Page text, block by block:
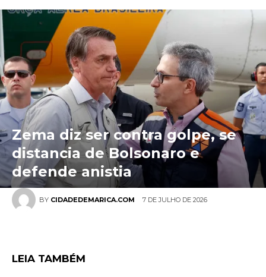
BY CIDADEDEMARICA.COM 7 DE JULHO DE 2026
Zema diz ser contra golpe, se
distancia de Bolsonaro e
defende anistia
LEIA TAMBÉM